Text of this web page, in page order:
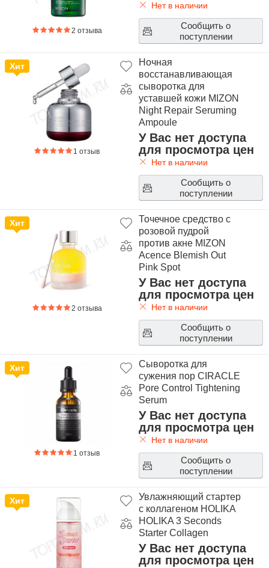
2 отзыва
Нет в наличии
Сообщить о
поступлении
1 отзыв
Хит
Ночная
восстанавливающая
сыворотка для
уставшей кожи MIZON
Night Repair Seruming
Ampoule
У Вас нет доступа
для просмотра цен
Нет в наличии
Сообщить о
поступлении
2 отзыва
Хит
Точечное средство с
розовой пудрой
против акне MIZON
Acence Blemish Out
Pink Spot
У Вас нет доступа
для просмотра цен
Нет в наличии
Сообщить о
поступлении
1 отзыв
Хит
Сыворотка для
сужения пор CIRACLE
Pore Control Tightening
Serum
У Вас нет доступа
для просмотра цен
Нет в наличии
Сообщить о
поступлении
Хит
Увлажняющий стартер
с коллагеном HOLIKA
HOLIKA 3 Seconds
Starter Collagen
У Вас нет доступа
для просмотра цен